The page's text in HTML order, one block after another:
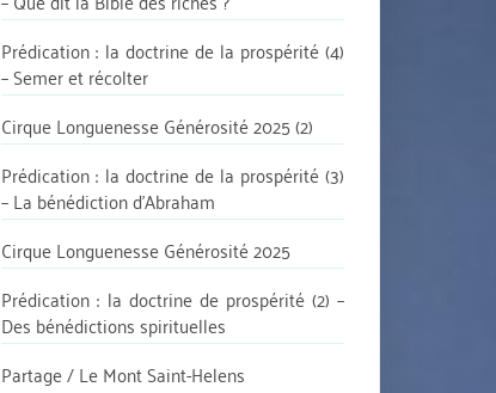
Prédication : la doctrine de la prospérité (4)
– Semer et récolter
Cirque Longuenesse Générosité 2025 (2)
Prédication : la doctrine de la prospérité (3)
– La bénédiction d’Abraham
Cirque Longuenesse Générosité 2025
Prédication : la doctrine de prospérité (2) –
Des bénédictions spirituelles
Partage / Le Mont Saint-Helens